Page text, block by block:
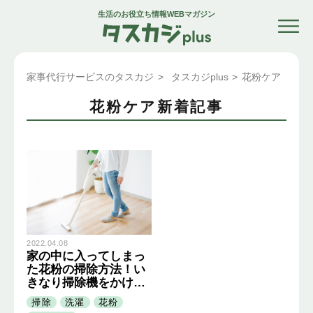
生活のお役立ち情報WEBマガジン
家事代行サービスのタスカジ > タスカジplus > 花粉ケア
花粉ケア新着記事
2022.04.08
家の中に入ってしまっ
た花粉の掃除方法！い
きなり掃除機をかける
のはNG
掃除 洗濯
花粉